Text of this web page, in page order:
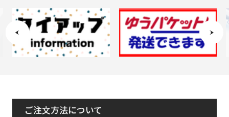
ご注文方法について